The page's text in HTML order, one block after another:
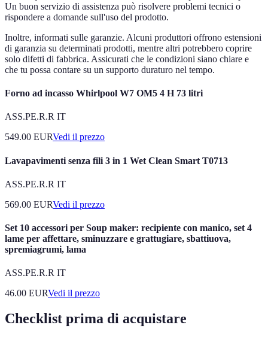
Un buon servizio di assistenza può risolvere problemi tecnici o
rispondere a domande sull'uso del prodotto.
Inoltre, informati sulle garanzie. Alcuni produttori offrono estensioni
di garanzia su determinati prodotti, mentre altri potrebbero coprire
solo difetti di fabbrica. Assicurati che le condizioni siano chiare e
che tu possa contare su un supporto duraturo nel tempo.
Forno ad incasso Whirlpool W7 OM5 4 H 73 litri
ASS.PE.R.R IT
549.00 EURVedi il prezzo
Lavapavimenti senza fili 3 in 1 Wet Clean Smart T0713
ASS.PE.R.R IT
569.00 EURVedi il prezzo
Set 10 accessori per Soup maker: recipiente con manico, set 4
lame per affettare, sminuzzare e grattugiare, sbattiuova,
spremiagrumi, lama
ASS.PE.R.R IT
46.00 EURVedi il prezzo
Checklist prima di acquistare